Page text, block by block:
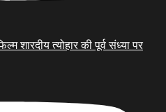
शारदीय त्योहार की पूर्व संध्या पर